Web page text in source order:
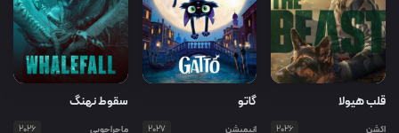
قلب هیولا
اکشن 2026
گاتو
انیمیشن 2027
سقوط نهنگ
ماجراجویی 2026